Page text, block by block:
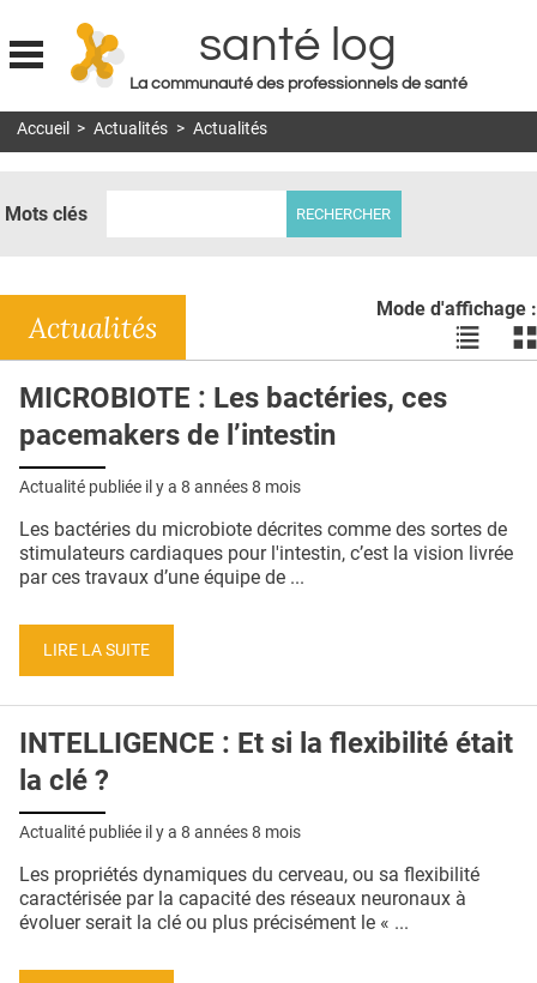
Jump to navigation
santé log
La communauté des professionnels de santé
MON COMPTE
DOSSIERS
RÉSEAUX
E-REVUE SAD
THÉMA
QUI SOMMES-NOUS ?
CONDITIONS GÉNÉRALES
CRÉDITS
Accueil > Actualités > Actualités
Mots clés
Mode d'affichage :
Voir
les
les
Actualités
MICROBIOTE : Les bactéries, ces
pacemakers de l’intestin
Actualité publiée il y a 8 années 8 mois
Les bactéries du microbiote décrites comme des sortes de
stimulateurs cardiaques pour l'intestin, c’est la vision livrée
par ces travaux d’une équipe de ...
LIRE LA SUITE
INTELLIGENCE : Et si la flexibilité était
la clé ?
Actualité publiée il y a 8 années 8 mois
Les propriétés dynamiques du cerveau, ou sa flexibilité
caractérisée par la capacité des réseaux neuronaux à
évoluer serait la clé ou plus précisément le « ...